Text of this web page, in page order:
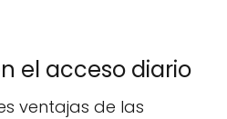
el acceso diario
ventajas de las